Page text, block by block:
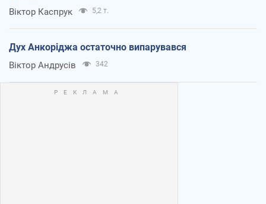
Віктор Каспрук 5,2 т.
Дух Анкоріджа остаточно випарувався
Віктор Андрусів 342